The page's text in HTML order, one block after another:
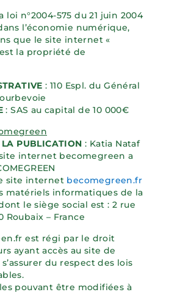
n°2004-575 du 21 juin 2004
l’économie numérique,
que le site internet «
la propriété de
: 110 Espl. du Général
: SAS au capital de 10 000€
LA PUBLICATION : Katia Nataf
internet becomegreen a
site internet becomegreen.fr
matériels informatiques de la
le siège social est : 2 rue
Roubaix – France
est régi par le droit
ayant accès au site de
du respect des lois
pouvant être modifiées à